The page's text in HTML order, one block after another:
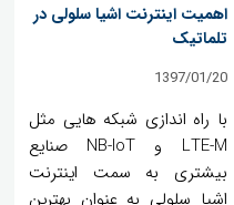
اهمیت اینترنت اشیا سلولی در
تلماتیک
1397/01/20
با راه اندازی شبکه هایی مثل
LTE-M و NB-IoT صنایع
بیشتری به سمت اینترنت